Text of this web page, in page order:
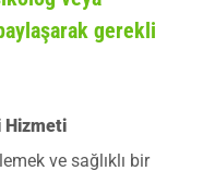
gerekli
Hizmeti
ve sağlıklı bir